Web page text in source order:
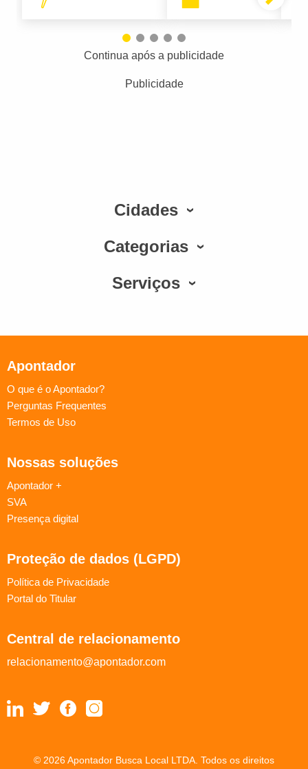
Continua após a publicidade
Publicidade
Cidades
Categorias
Serviços
Apontador
O que é o Apontador?
Perguntas Frequentes
Termos de Uso
Nossas soluções
Apontador +
SVA
Presença digital
Proteção de dados (LGPD)
Política de Privacidade
Portal do Titular
Central de relacionamento
relacionamento@apontador.com
© 2026 Apontador Busca Local LTDA. Todos os direitos